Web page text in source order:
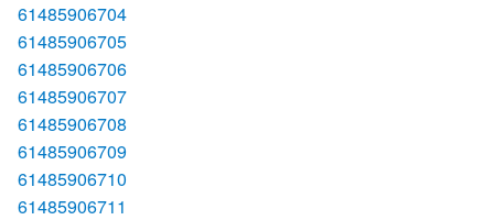
61485906704
61485906705
61485906706
61485906707
61485906708
61485906709
61485906710
61485906711